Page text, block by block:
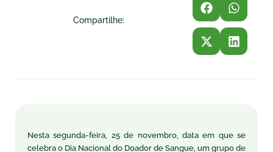
Compartilhe:
Nesta segunda-feira, 25 de novembro, data em que se
celebra o Dia Nacional do Doador de Sangue, um grupo de